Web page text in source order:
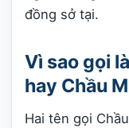
đồng sở tại.
Vì sao gọi
hay Chầu
Hai tên gọi